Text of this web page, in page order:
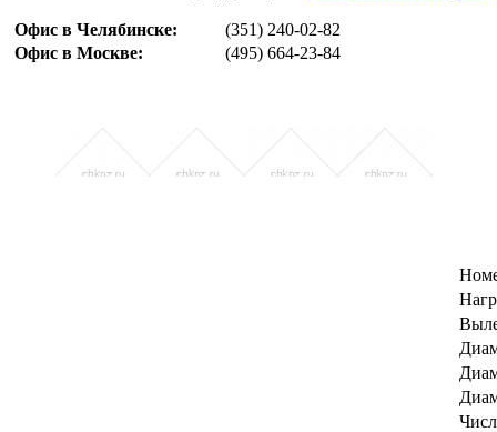
Офис в Челябинске:
(351) 240-02-82
Офис в Москве:
(495) 664-23-84